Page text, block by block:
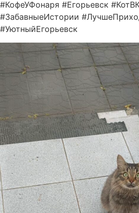
#КофеУФонаря #Егорьевск
#ЗабавныеИстории
#УютныйЕгорьевск